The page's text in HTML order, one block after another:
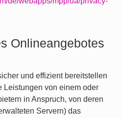
Onlineangebotes
und effizient bereitstellen
Leistungen von einem oder
in Anspruch, von deren
Servern) das